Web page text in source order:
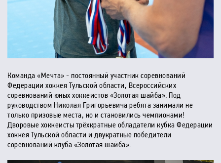
Команда «Мечта» - постоянный участник соревнований
Федерации хоккея Тульской области, Всероссийских
соревнований юных хоккеистов «Золотая шайба». Под
руководством Николая Григорьевича ребята занимали не
только призовые места, но и становились чемпионами!
Дворовые хоккеисты трёхкратные обладатели кубка Федерации
хоккея Тульской области и двукратные победители
соревнований клуба «Золотая шайба».